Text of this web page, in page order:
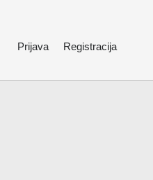
Prijava Registracija